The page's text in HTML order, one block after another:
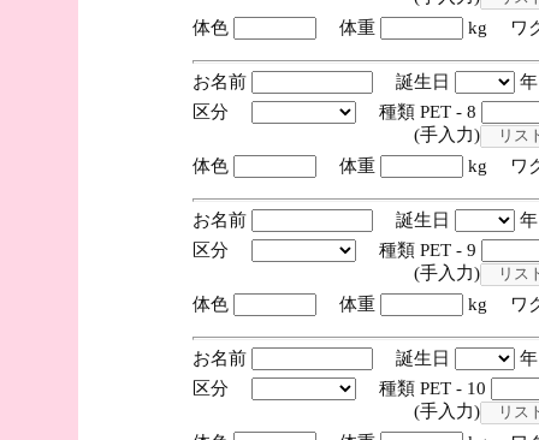
体色
体重 kg ワ
お名前 誕生日
区分
種類 PET - 8
(手入力)
体色
体重 kg ワ
お名前 誕生日
区分
種類 PET - 9
(手入力)
体色
体重 kg ワ
お名前 誕生日
区分
種類 PET - 10
(手入力)